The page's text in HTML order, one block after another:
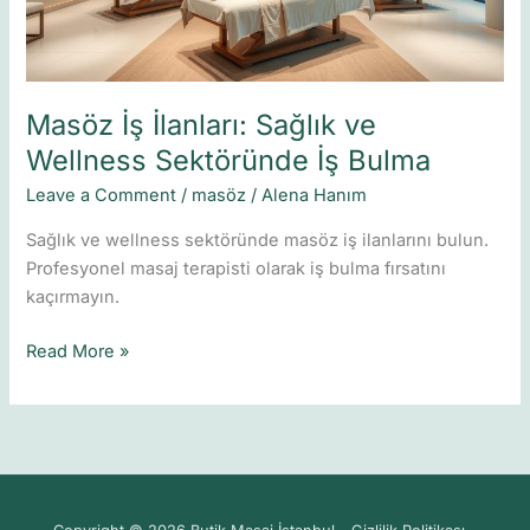
Masöz İş İlanları: Sağlık ve
Wellness Sektöründe İş Bulma
Leave a Comment / masöz /Alena Hanım
Sağlık ve wellness sektöründe masöz iş ilanlarını bulun.
Profesyonel masaj terapisti olarak iş bulma fırsatını
kaçırmayın.
İş
Bulma
Read More »